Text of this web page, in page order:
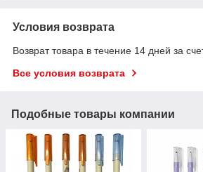
Условия возврата
Возврат товара в течение 14 дней за
Все условия возврата
Подобные товары компании